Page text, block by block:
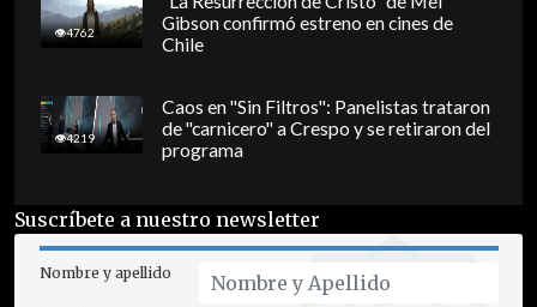
4762
Gibson confirmó estreno en cines de
Chile
4219
Caos en "Sin Filtros": Panelistas trataron
de "carnicero" a Crespo y se retiraron del
programa
Suscríbete a nuestro newsletter
Nombre y apellido